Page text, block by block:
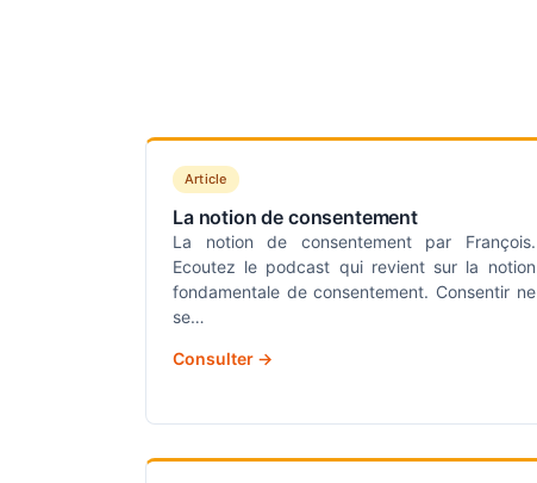
Article
La notion de consentement
La notion de consentement par François.
Ecoutez le podcast qui revient sur la notion
fondamentale de consentement. Consentir ne
se…
Consulter →